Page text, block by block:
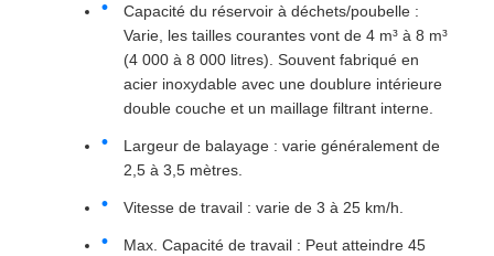
Capacité du réservoir à déchets/poubelle :
Varie, les tailles courantes vont de 4 m³ à 8 m³
(4 000 à 8 000 litres). Souvent fabriqué en
acier inoxydable avec une doublure intérieure
double couche et un maillage filtrant interne.
Largeur de balayage : varie généralement de
2,5 à 3,5 mètres.
Vitesse de travail : varie de 3 à 25 km/h.
Max. Capacité de travail : Peut atteindre 45